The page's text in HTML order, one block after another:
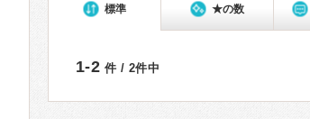
標準 ★の数
1-2 件 / 2件中